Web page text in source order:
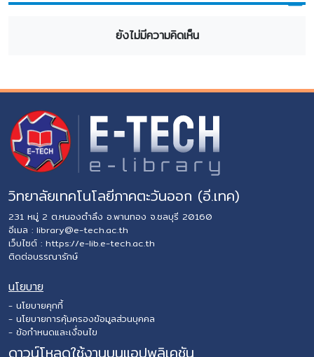
ยังไม่มีความคิดเห็น
วิทยาลัยเทคโนโลยีภาคตะวันออก (อี.เทค)
231 หมู่ 2 ต.หนองตำลึง อ.พานทอง จ.ชลบุรี 20160
อีเมล : library@e-tech.ac.th
เว็บไซต์ : https://e-lib.e-tech.ac.th
ติดต่อบรรณารักษ์
นโยบาย
- นโยบายคุกกี้
- นโยบายการคุ้มครองข้อมูลส่วนบุคคล
- ข้อกำหนดและเงื่อนไข
ดาวน์โหลดใช้งานบนแอปพลิเคชัน